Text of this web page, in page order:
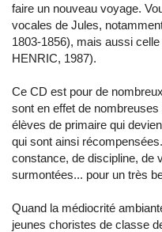
faire un nouveau voyage.
vocales de Jules,
1803-1856), mais aussi
HENRIC, 1987).
Ce CD est pour de
sont en effet de
élèves de primaire qui
qui sont ainsi
constance, de discipline, de
surmontées... pour un très
Quand la médiocrité
jeunes choristes de classe